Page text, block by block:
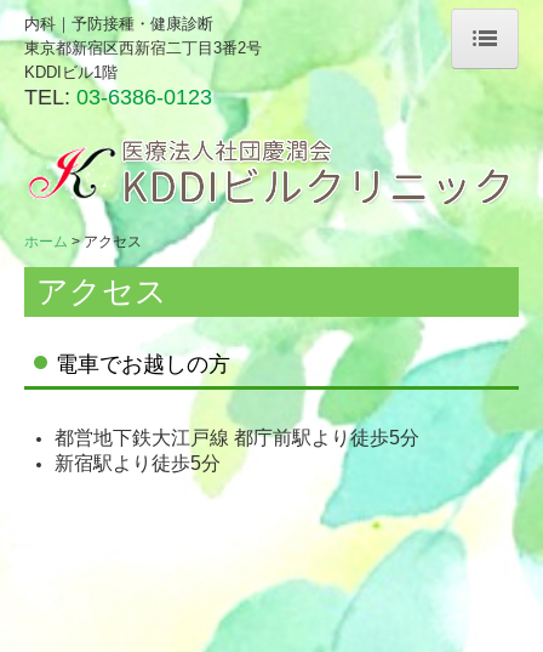
ホーム
内科
健康診断
検査項目
企業健診
SJ倶楽部（契約企業）
特殊外来
内科｜予防接種・健康診断
東京都新宿区西新宿二丁目3番2号
KDDIビル1階
TEL: 03-6386-0123
ホーム アクセス
アクセス
電車でお越しの方
都営地下鉄大江戸線 都庁前駅より徒歩5分
新宿駅より徒歩5分